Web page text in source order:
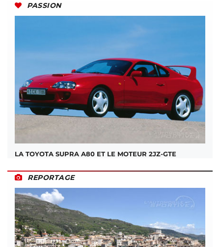
PASSION
LA TOYOTA SUPRA A80 ET LE MOTEUR 2JZ-GTE
REPORTAGE